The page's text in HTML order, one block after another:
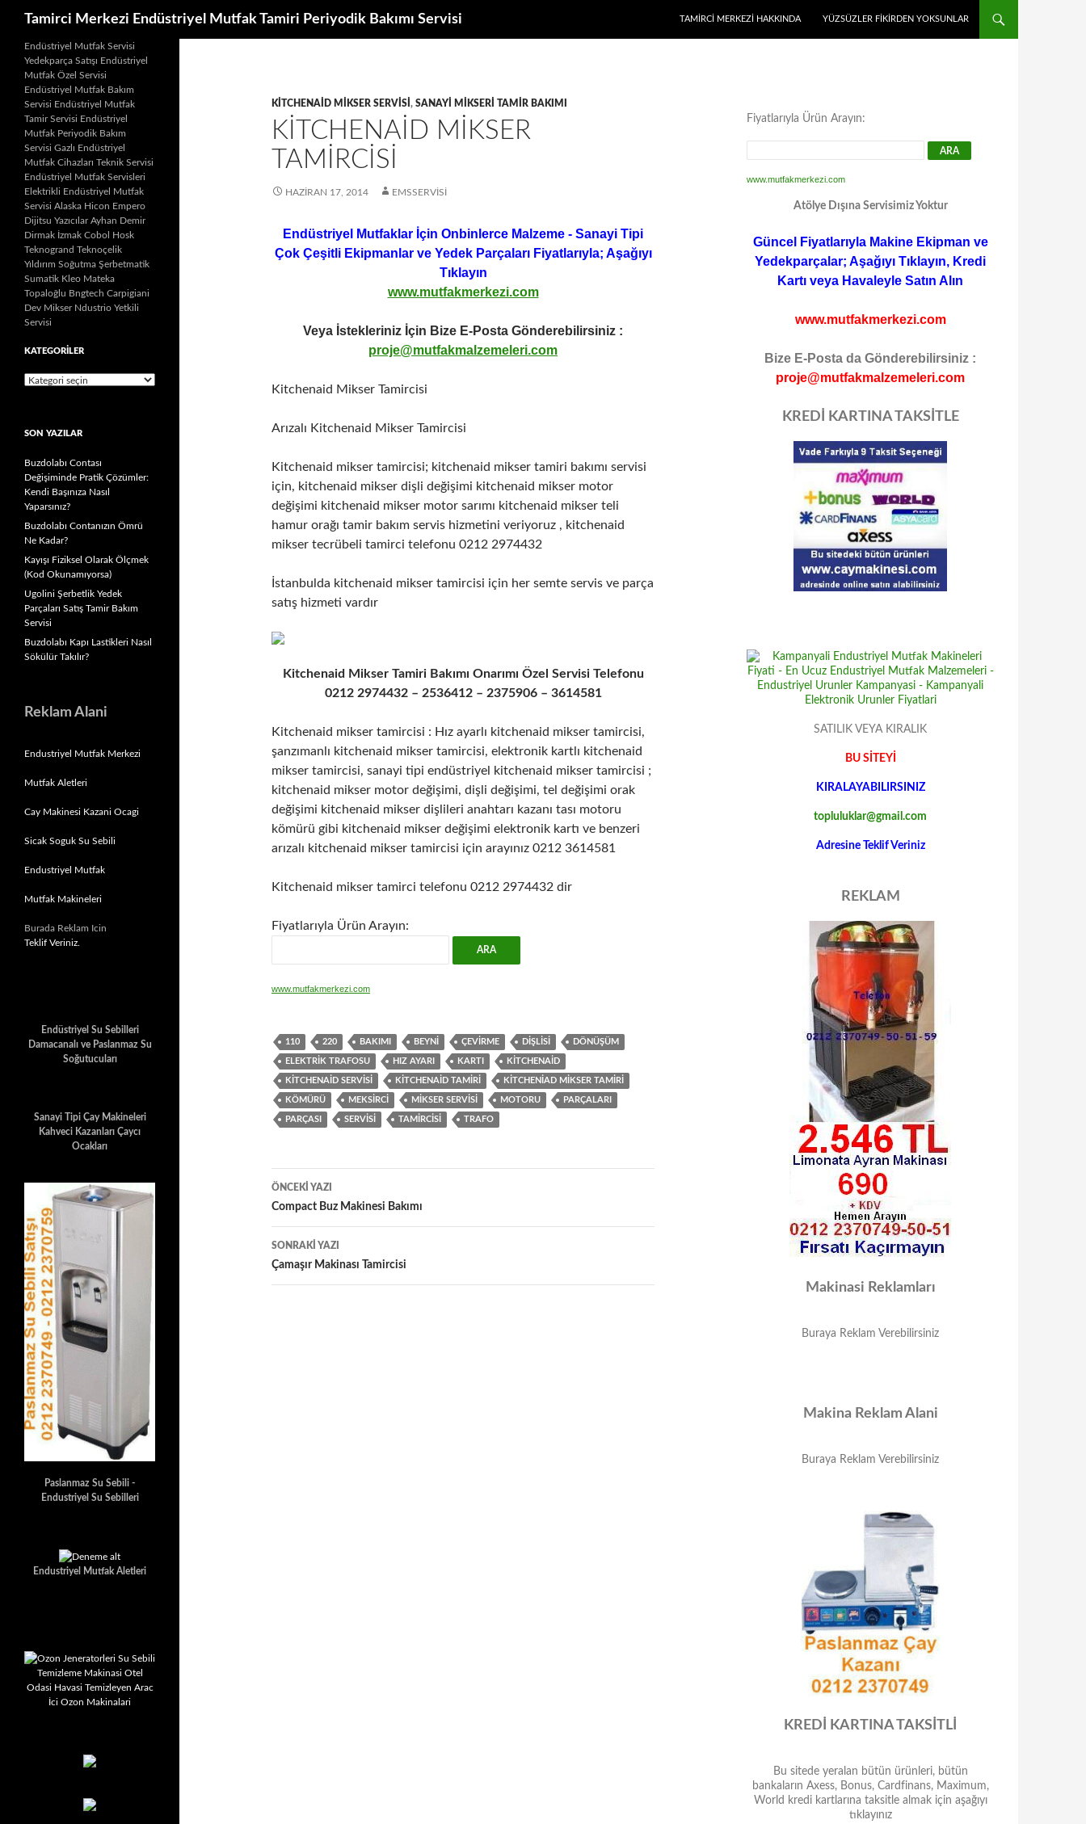
İçeriğe
Tamirci Merkezi Endüstriyel Mutfak Tamiri Periyodik Bakımı Servisi TAMIRCI MERKEZI HAKKINDA YÜZSÜZLER FIKIRDEN YOKSUNLAR
KITCHENAID MIKSER SERVISI , SANAYI MIKSERI TAMIR BAKIMI
KITCHENAID MIKSER
TAMIRCISI
HAZIRAN 17, 2014 EMSSERVISI
Endüstriyel Mutfaklar İçin Onbinlerce Malzeme - Sanayi Tipi
Çok Çeşitli Ekipmanlar ve Yedek Parçaları Fiyatlarıyla; Aşağıyı
Tıklayın
www.mutfakmerkezi.com
Veya İstekleriniz İçin Bize E-Posta Gönderebilirsiniz :
proje@mutfakmalzemeleri.com
Kitchenaid Mikser Tamircisi
Arızalı Kitchenaid Mikser Tamircisi
Kitchenaid mikser tamircisi; kitchenaid mikser tamiri bakımı servisi
için, kitchenaid mikser dişli değişimi kitchenaid mikser motor
değişimi kitchenaid mikser motor sarımı kitchenaid mikser teli
hamur orağı tamir bakım servis hizmetini veriyoruz , kitchenaid
mikser tecrübeli tamirci telefonu 0212 2974432
İstanbulda kitchenaid mikser tamircisi için her semte servis ve parça
satış hizmeti vardır
Kitchenaid Mikser Tamiri Bakımı Onarımı Özel Servisi Telefonu
0212 2974432 – 2536412 – 2375906 – 3614581
Kitchenaid mikser tamircisi : Hız ayarlı kitchenaid mikser tamircisi,
şanzımanlı kitchenaid mikser tamircisi, elektronik kartlı kitchenaid
mikser tamircisi, sanayi tipi endüstriyel kitchenaid mikser tamircisi ;
kitchenaid mikser motor değişimi, dişli değişimi, tel değişimi orak
değişimi kitchenaid mikser dişlileri anahtarı kazanı tası motoru
kömürü gibi kitchenaid mikser değişimi elektronik kartı ve benzeri
arızalı kitchenaid mikser tamircisi için arayınız 0212 3614581
Kitchenaid mikser tamirci telefonu 0212 2974432 dir
Fiyatlarıyla Ürün Arayın:
www.mutfakmerkezi.com
110 220 BAKIMI BEYNI ÇEVIRME DIŞLISI DÖNÜŞÜM
ELEKTRIK TRAFOSU HIZ AYARI KARTI KITCHENAID
KITCHENAID SERVISI KITCHENAID TAMIRI KITCHENIAD MIKSER TAMIRI
KÖMÜRÜ MEKSIRCI MIKSER SERVISI MOTORU PARÇALARI
PARÇASI SERVISI TAMIRCISI TRAFO
Yazı
dolaşımı
ÖNCEKI YAZI
Compact Buz Makinesi Bakımı
SONRAKI YAZI
Çamaşır Makinası Tamircisi
Fiyatlarıyla Ürün Arayın:
www.mutfakmerkezi.com
Atölye Dışına Servisimiz Yoktur
Güncel Fiyatlarıyla Makine Ekipman ve
Yedekparçalar; Aşağıyı Tıklayın, Kredi
Kartı veya Havaleyle Satın Alın
www.mutfakmerkezi.com
Bize E-Posta da Gönderebilirsiniz :
proje@mutfakmalzemeleri.com
KREDİ KARTINA TAKSİTLE
SATILIK VEYA KIRALIK
BU SİTEYİ
KIRALAYABILIRSINIZ
topluluklar@gmail.com
Adresine Teklif Veriniz
REKLAM
Makinasi Reklamları
Buraya Reklam Verebilirsiniz
Makina Reklam Alani
Buraya Reklam Verebilirsiniz
KREDİ KARTINA TAKSİTLİ
Bu sitede yeralan bütün ürünleri, bütün
bankaların Axess, Bonus, Cardfinans, Maximum,
World kredi kartlarına taksitle almak için aşağıyı
tıklayınız
Endüstriyel Mutfak Servisi
Yedekparça Satışı Endüstriyel
Mutfak Özel Servisi
Endüstriyel Mutfak Bakım
Servisi Endüstriyel Mutfak
Tamir Servisi Endüstriyel
Mutfak Periyodik Bakım
Servisi Gazlı Endüstriyel
Mutfak Cihazları Teknik Servisi
Endüstriyel Mutfak Servisleri
Elektrikli Endüstriyel Mutfak
Servisi Alaska Hicon Empero
Dijitsu Yazıcılar Ayhan Demir
Dirmak İzmak Cobol Hosk
Teknogrand Teknoçelik
Yıldırım Soğutma Şerbetmatik
Sumatik Kleo Mateka
Topaloğlu Bngtech Carpigiani
Dev Mikser Ndustrio Yetkili
Servisi
KATEGORILER
Kategoriler
SON YAZILAR
Buzdolabı Contası
Değişiminde Pratik Çözümler:
Kendi Başınıza Nasıl
Yaparsınız?
Buzdolabı Contanızın Ömrü
Ne Kadar?
Kayışı Fiziksel Olarak Ölçmek
(Kod Okunamıyorsa)
Ugolini Şerbetlik Yedek
Parçaları Satış Tamir Bakım
Servisi
Buzdolabı Kapı Lastikleri Nasıl
Sökülür Takılır?
Reklam Alani
Endustriyel Mutfak Merkezi
Mutfak Aletleri
Cay Makinesi Kazani Ocagi
Sicak Soguk Su Sebili
Endustriyel Mutfak
Mutfak Makineleri
Burada Reklam Icin
Teklif Veriniz.
Endüstriyel Su Sebilleri
Damacanalı ve Paslanmaz Su
Soğutucuları
Sanayi Tipi Çay Makineleri
Kahveci Kazanları Çaycı
Ocakları
Paslanmaz Su Sebili -
Endustriyel Su Sebilleri
Endustriyel Mutfak Aletleri